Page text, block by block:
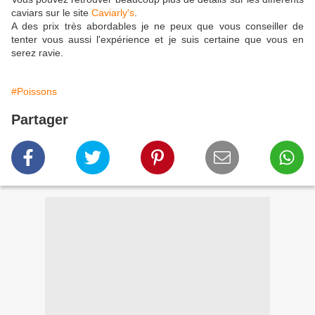
caviars sur le site Caviarly's
A des prix très abordables je ne peux que vous conseiller de
tenter vous aussi l'expérience et je suis certaine que vous en
serez ravie.
#Poissons
Partager